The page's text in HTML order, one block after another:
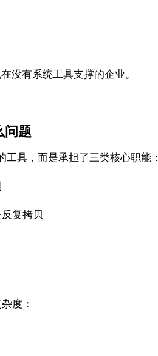
没有系统工具支撑的企业。
问题
工具，而是承担了三类核心职能：
复拷贝
度：